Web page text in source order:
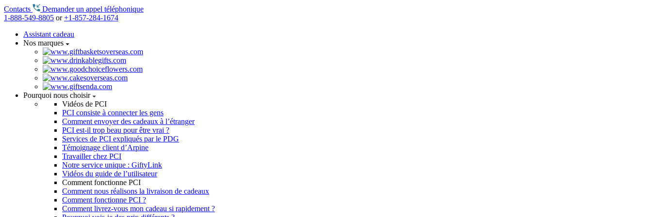
Contacts
Demander un appel téléphonique
1-888-549-8805 or+1-857-284-1674
Assistant cadeau
Nos marques
Pourquoi nous choisir
Vidéos de PCI
PCI consiste à connecter les gens
Comment envoyer des cadeaux à l’étranger
PCI est-il trop beau pour être vrai ?
Services de PCI expliqués par le PDG
Témoignage client d’Arpine
Travailler chez PCI
Notre service unique : GiftyLink
Vidéos du guide de l’utilisateur
Comment fonctionne PCI
Comment nous réalisons la livraison de cadeaux
Comment fonctionne PCI ?
Comment livrez-vous mon cadeau si rapidement ?